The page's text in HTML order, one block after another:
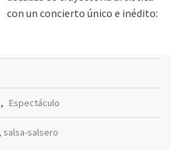
con un concierto único e inédito:
, Espectáculo
, salsa-salsero